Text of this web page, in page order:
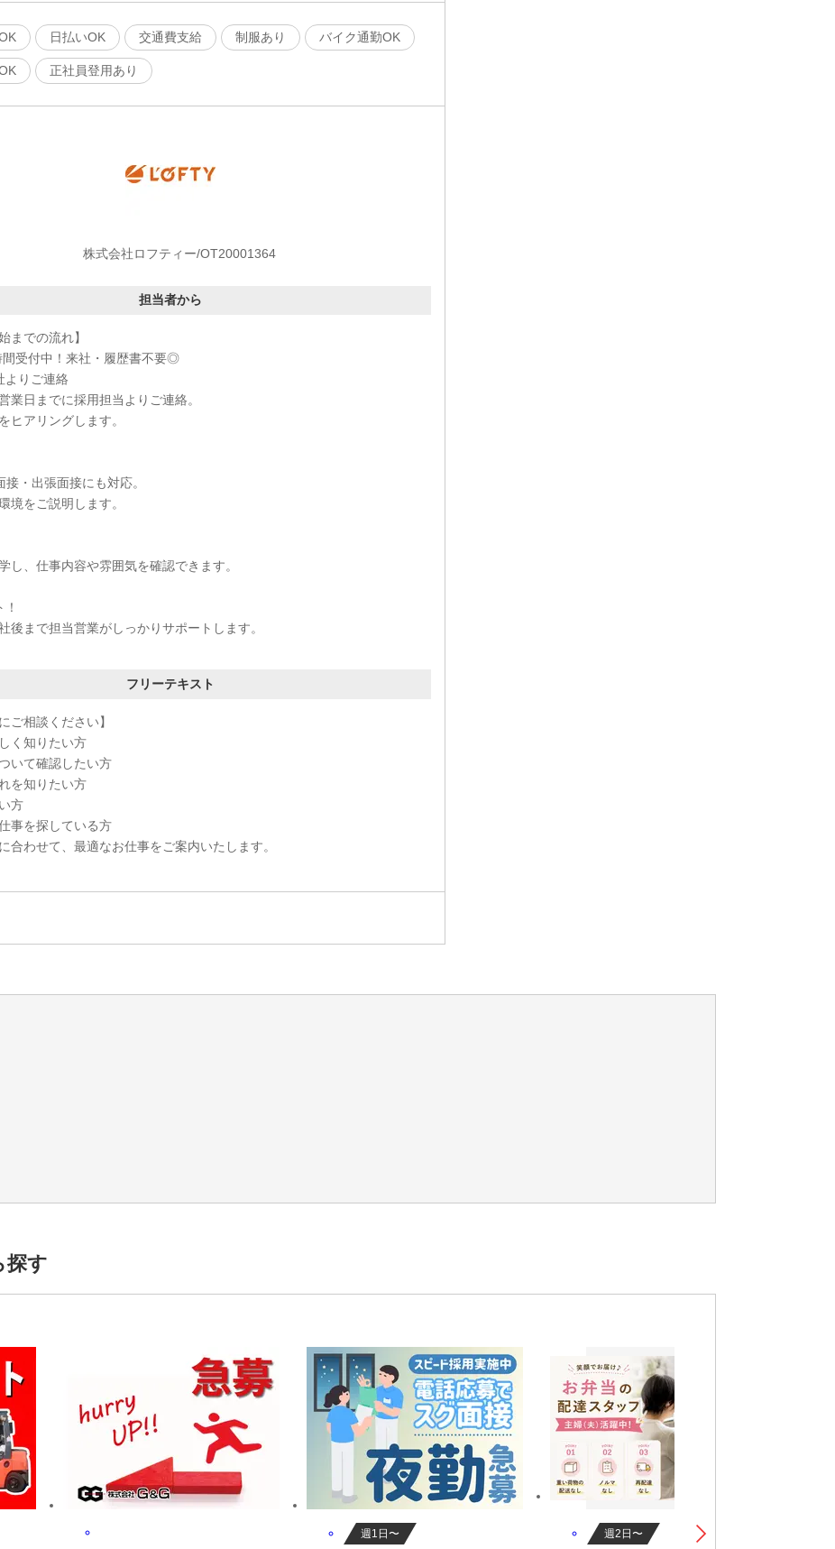
日払いOK 交通費支給 制服あり バイク通勤OK
正社員登用あり
株式会社ロフティー/OT20001364
担当者から
までの流れ】
間受付中！来社・履歴書不要◎
よりご連絡
業日までに採用担当よりご連絡。
ヒアリングします。
・出張面接にも対応。
境をご説明します。
し、仕事内容や雰囲気を確認できます。
後まで担当営業がしっかりサポートします。
フリーテキスト
ご相談ください】
く知りたい方
いて確認したい方
を知りたい方
方
事を探している方
合わせて、最適なお仕事をご案内いたします。
代活躍中,50代活躍中,男性活躍中,女性活躍中,前払いあり,交通費補助あり,車/バイク通勤OK,社員登用あり,喫煙OK,時給
探す
週1日〜 週2日〜